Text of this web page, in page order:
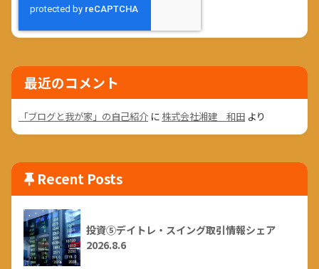
最近のコメント
「ブログと我が家」の自己紹介 に 株式会社湘建 和田 より
Recent Posts
投資⑤デイトレ・スイング取引情報シェア
2026.8.6